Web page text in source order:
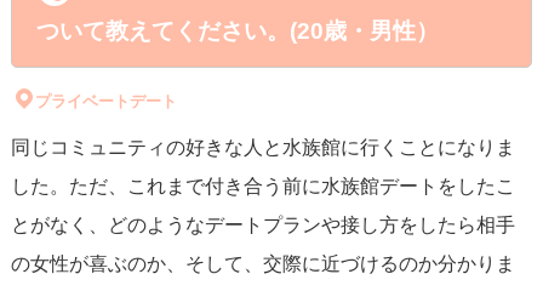
ついて教えてください。(20歳・男性）
プライベートデート
同じコミュニティの好きな人と水族館に行くことになりま
した。ただ、これまで付き合う前に水族館デートをしたこ
とがなく、どのようなデートプランや接し方をしたら相手
の女性が喜ぶのか、そして、交際に近づけるのか分かりま